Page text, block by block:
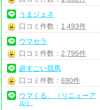
うまジェネ
口コミ件数： 1,493件
ウマセラ
口コミ件数： 2,795件
超すごい競馬
口コミ件数：690件
ウマくる。（リニューア
ル）